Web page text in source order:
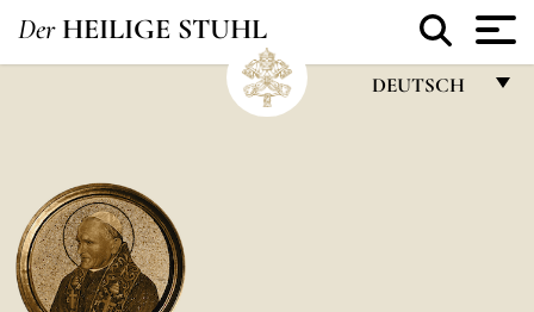
Der HEILIGE STUHL
DEUTSCH